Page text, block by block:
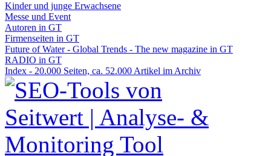
Kinder und junge Erwachsene
Messe und Event
Autoren in GT
Firmenseiten in GT
Future of Water - Global Trends - The new magazine in GT
RADIO in GT
Index - 20.000 Seiten, ca. 52.000 Artikel im Archiv